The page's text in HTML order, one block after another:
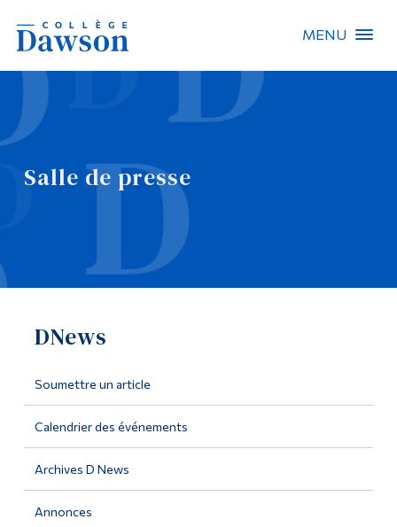
MENU
Salle de presse
DNews
Soumettre un article
Calendrier des événements
Archives D News
Annonces
Recherche sur le site
Recherche de personnes
EN
Omnivox
Outils